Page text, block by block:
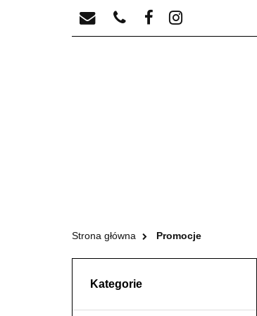
Strona główna Promocje
Kategorie